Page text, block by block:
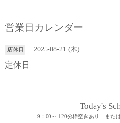
営業日カレンダー
店休日 2025-08-21 (木)
定休日
Today's
9：00～ 120分枠空きあり また